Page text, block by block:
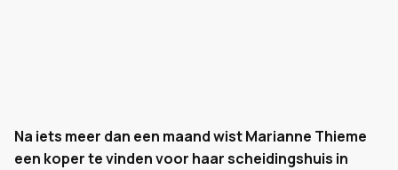
Na iets meer dan een maand wist Marianne Thieme
een koper te vinden voor haar scheidingshuis in